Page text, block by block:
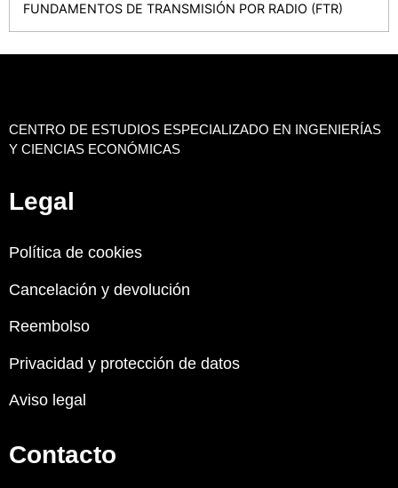
FUNDAMENTOS DE TRANSMISIÓN POR RADIO (FTR)
CENTRO DE ESTUDIOS ESPECIALIZADO EN INGENIERÍAS
Y CIENCIAS ECONÓMICAS
Legal
Política de cookies
Cancelación y devolución
Reembolso
Privacidad y protección de datos
Aviso legal
Contacto